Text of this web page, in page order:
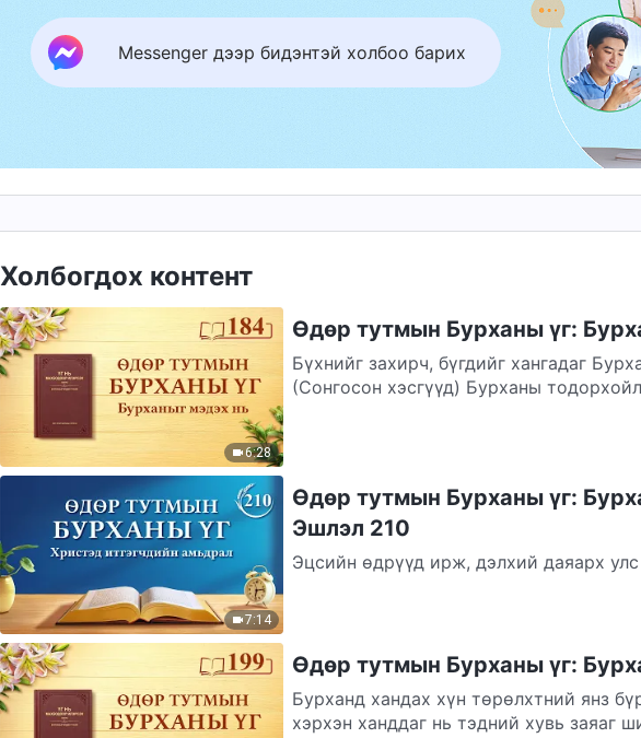
Messenger дээр бидэнтэй холбоо барих
Холбогдох контент
6:28
Өдөр тутмын Бурханы үг:
Бүхнийг захирч, бүгдийг хангадаг
(Сонгосон хэсгүүд) Бурханы тодорхойлсон бүх зүйлийн өсөлтийн
7:14
Өдөр тутмын Бурханы үг:
Эшлэл 210
Эцсийн өдрүүд ирж, дэлхий даяарх
Өдөр тутмын Бурханы үг:
Бурханд хандах хүн төрөлхтний янз
хэрхэн ханддаг нь тэдний хувь заяаг